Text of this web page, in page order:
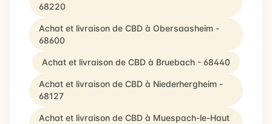
68220
Achat et livraison de CBD à Obersaasheim -
68600
Achat et livraison de CBD à Bruebach - 68440
Achat et livraison de CBD à Niederhergheim -
68127
Achat et livraison de CBD à Muespach-le-Haut